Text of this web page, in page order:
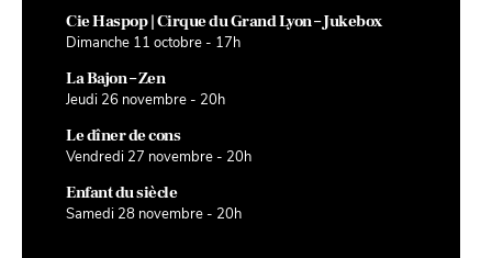
Cie Haspop | Cirque du Grand Lyon – Jukebox
Dimanche 11 octobre - 17h
La Bajon – Zen
Jeudi 26 novembre - 20h
Le dîner de cons
Vendredi 27 novembre - 20h
Enfant du siècle
Samedi 28 novembre - 20h